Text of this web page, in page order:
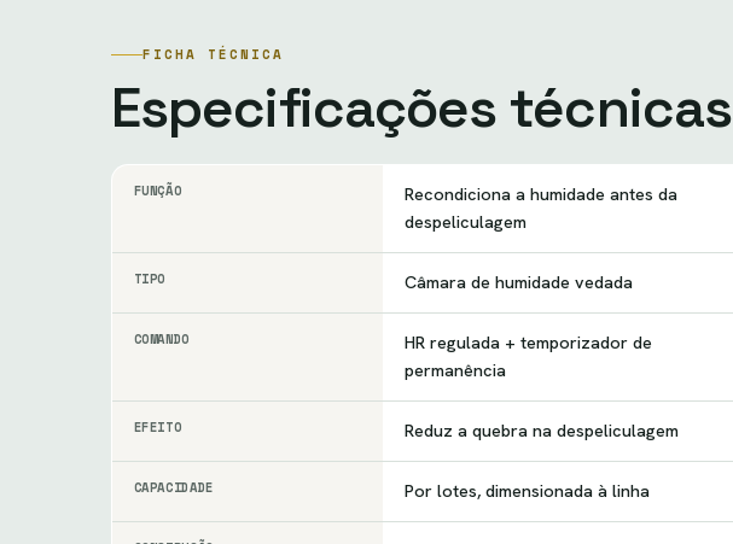
FICHA TÉCNICA
Especificações técnicas
FUNÇÃO
Recondiciona a humidade antes da
despeliculagem
TIPO Câmara de humidade vedada
COMANDO
HR regulada + temporizador de
permanência
EFEITO Reduz a quebra na despeliculagem
CAPACIDADE Por lotes, dimensionada à linha